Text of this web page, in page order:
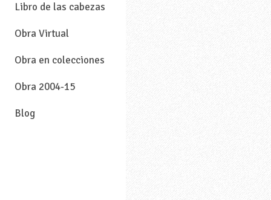
Libro de las cabezas
Obra Virtual
Obra en colecciones
Obra 2004-15
Blog